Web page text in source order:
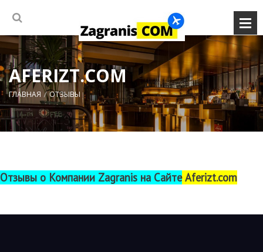
AFERIZT.COM
ГЛАВНАЯ ОТЗЫВЫ
Отзывы о Компании Zagranis на СайтеAferizt.com